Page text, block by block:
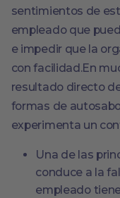
sentimientos de
empleado que
e impedir que la
con facilidad.En
resultado directo
formas de
experimenta un
Una de las
conduce a la
empleado